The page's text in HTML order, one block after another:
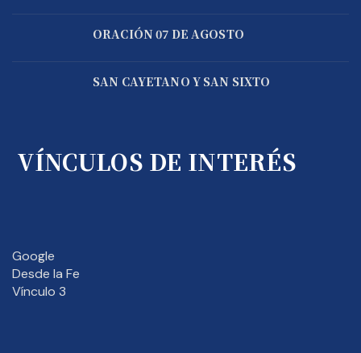
ORACIÓN 07 DE AGOSTO
SAN CAYETANO Y SAN SIXTO
VÍNCULOS DE INTERÉS
Google
Desde la Fe
Vínculo 3